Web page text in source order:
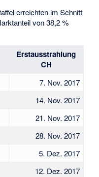
erreichten im Schnitt
von 38,2 %
Erstaus­strahlung
CH
7. Nov. 2017
14. Nov. 2017
21. Nov. 2017
28. Nov. 2017
5. Dez. 2017
12. Dez. 2017